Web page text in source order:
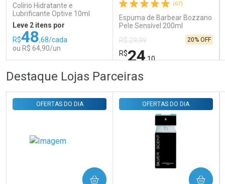
Colírio Hidratante e
Lubrificante Optive 10ml
Leve 2 itens por
R$48,68/cada
ou R$ 64,90/un
FECHAR
Laboratório
FECHAR
Por Menos
(67)
Espuma de Barbear Bozzano
Pele Sensível 200ml
R$ 29,99
R$24,10
20% OFF
Destaque Lojas Parceiras
OFERTAS DO DIA
COMPRAR
OFERTAS DO DIA
COMPRAR